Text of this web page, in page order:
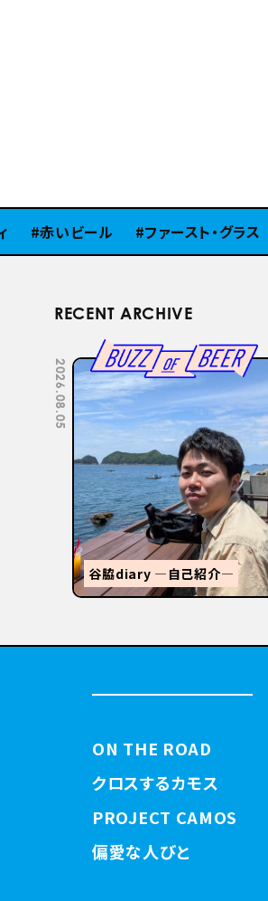
赤いビール ファースト・グラス
RECENT ARCHIVE
2026.07.22
3tR
ON THE ROAD
クロスするカモス
PROJECT CAMOS
偏愛な人びと